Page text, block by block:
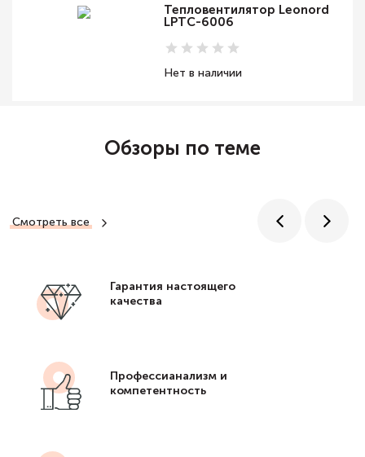
Тепловентилятор Leonord
LPTC-6006
Нет в наличии
Обзоры по теме
Смотреть все
Гарантия настоящего
качества
Профессианализм и
компетентность